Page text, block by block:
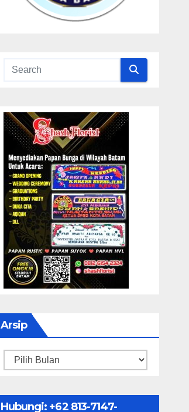
Arsip
Arsip
Hubungi: ‪+62 813-7147-